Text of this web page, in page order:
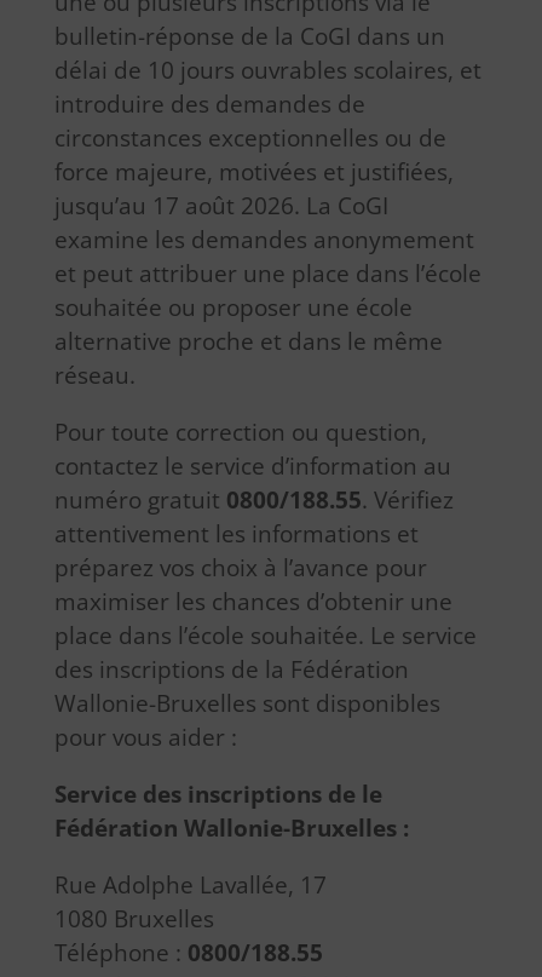
bulletin-réponse de la CoGI dans un
délai de 10 jours ouvrables scolaires, et
introduire des demandes de
circonstances exceptionnelles ou de
force majeure, motivées et justifiées,
jusqu’au 17 août 2026. La CoGI
examine les demandes anonymement
et peut attribuer une place dans l’école
souhaitée ou proposer une école
alternative proche et dans le même
réseau.
Pour toute correction ou question,
contactez le service d’information au
numéro gratuit 0800/188.55. Vérifiez
attentivement les informations et
préparez vos choix à l’avance pour
maximiser les chances d’obtenir une
place dans l’école souhaitée. Le service
des inscriptions de la Fédération
Wallonie-Bruxelles sont disponibles
pour vous aider :
Service des inscriptions de le
Fédération Wallonie-Bruxelles :
Rue Adolphe Lavallée, 17
1080 Bruxelles
Téléphone : 0800/188.55